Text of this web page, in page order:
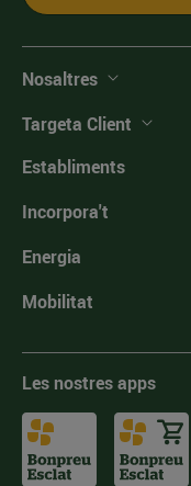
Nosaltres
Targeta Client
Establiments
Incorpora't
Energia
Mobilitat
Les nostres apps